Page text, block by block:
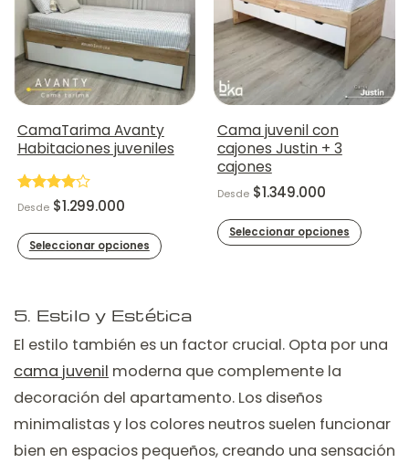
Las
opciones
se
pueden
en
la
página
de
Las
opciones
pueden
en
la
página
de
producto
CamaTarima Avanty
Habitaciones juveniles
Valorado
5
Desde $1.299.000
Seleccionar opciones
tiene
múltiples
Las
opciones
se
pueden
Cama juvenil con
cajones Justin + 3
cajones
Desde $1.349.000
Seleccionar opciones
variantes.
Las
se
pueden
elegir
5. Estilo y Estética
El estilo también es un factor crucial. Opta por una
cama juvenil moderna que complemente la
decoración del apartamento. Los diseños
minimalistas y los colores neutros suelen funcionar
bien en espacios pequeños, creando una sensación